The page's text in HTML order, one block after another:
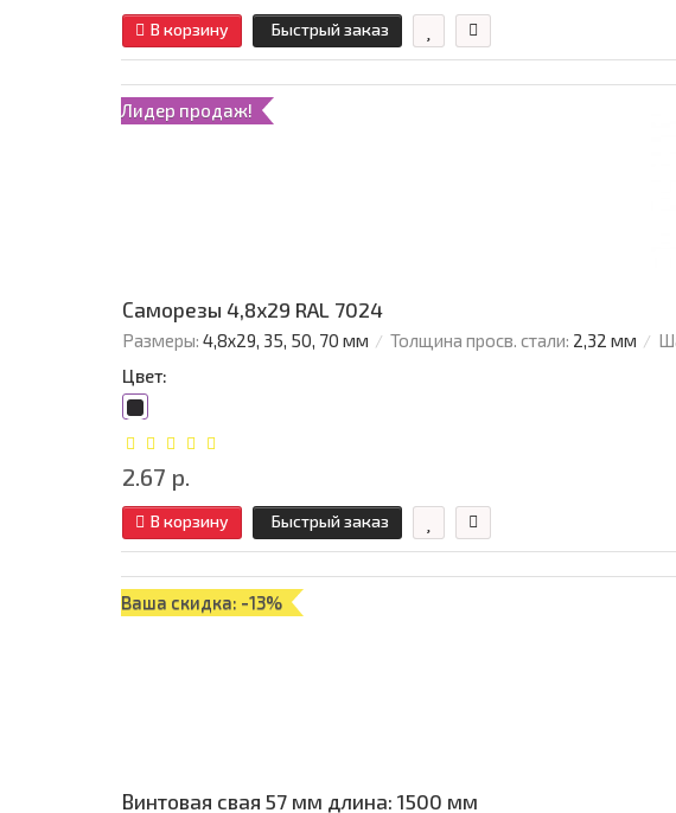
В корзину Быстрый заказ
Лидер продаж!
Саморезы 4,8х29 RAL 7024
Размеры: 4,8х29, 35, 50, 70 мм Толщина просв. стали: 2,32 мм
Цвет:
2.67 р.
В корзину Быстрый заказ
Ваша скидка: -13%
Винтовая свая 57 мм длина: 1500 мм